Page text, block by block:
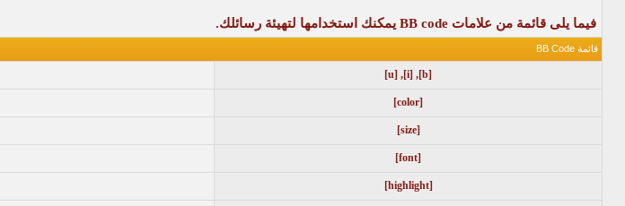
فيما يلى قائمة من علامات BB code يمكنك استخدامها لتهيئة رسائلك.
قائمة BB Code
[b]
,
[i]
,
[u]
[color]
[size]
[font]
[highlight]